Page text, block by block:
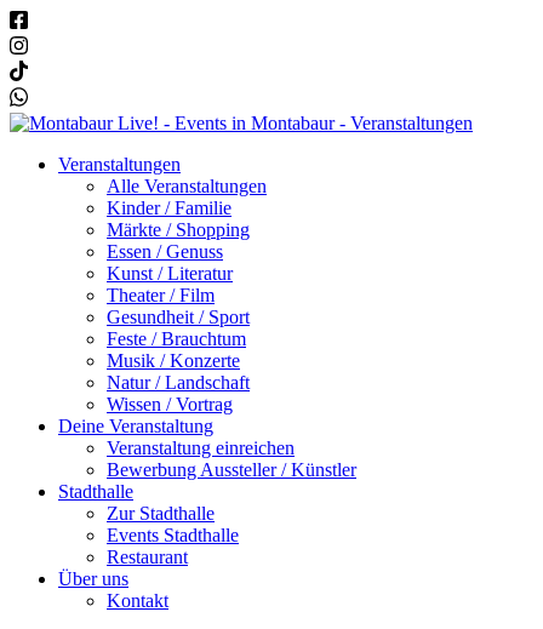
Veranstaltungen
Alle Veranstaltungen
Kinder / Familie
Märkte / Shopping
Essen / Genuss
Kunst / Literatur
Theater / Film
Gesundheit / Sport
Feste / Brauchtum
Musik / Konzerte
Natur / Landschaft
Wissen / Vortrag
Deine Veranstaltung
Veranstaltung einreichen
Bewerbung Aussteller / Künstler
Stadthalle
Zur Stadthalle
Events Stadthalle
Restaurant
Über uns
Kontakt